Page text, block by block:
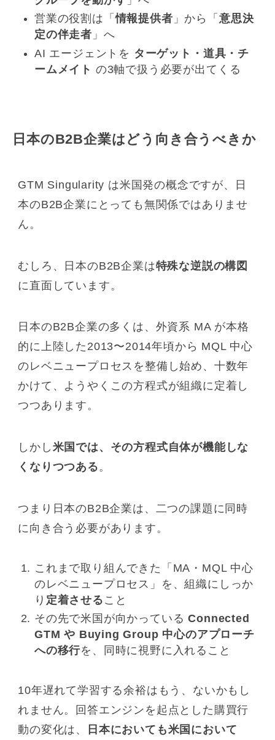
営業の役割は「情報提供者 」から「 意思決
定の伴走者 」へ
AI エージェントを ターゲット・道具・チ
ームメイト の3軸で扱う必要が出てくる
日本のB2B企業はどう向き合うべきか
GTM Singularity は米国発の概念ですが、日
本のB2B企業にとっても無関係ではありませ
ん。
むしろ、日本のB2B企業は特殊な逆説の構図
に直面しています。
日本のB2B企業の多くは、外資系 MA が本格
的に上陸した2013〜2014年頃から MQL 中心
のレベニュープロセスを整備し始め、十数年
かけて、ようやくこの方程式が組織に定着し
つつあります。
しかし 米国では、その方程式自体が機能しな
くなりつつある。
つまり日本のB2B企業は、二つの課題に同時
に向き合う必要があります。
これまで取り組んできた「MA・MQL 中心
のレベニュープロセス」を、組織にしっか
り 定着させる こと
その先で米国が向かっているConnected
GTM や Buying Group 中心のアプローチ
への移行を、同時に視野に入れること
10年遅れて学習する余裕はもう、ないかもし
れません。回答エンジンを起点とした購買行
動の変化は、
日本においても米国において